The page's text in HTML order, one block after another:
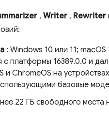
, Writer , Rewriter
: Windows 10 или 11;
с платформы 16389.0.0 и
и ChromeOS на
базовые
22 ГБ свободного места